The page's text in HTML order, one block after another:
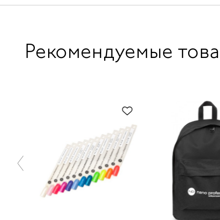
Рекомендуемые